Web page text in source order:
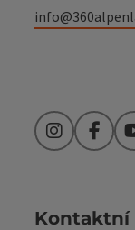
Instagram